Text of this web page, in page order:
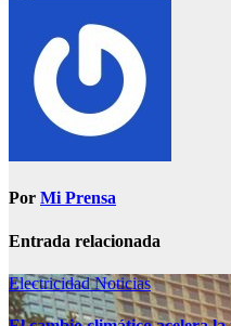
Por Mi Prensa
Entrada relacionada
ElectricidadNoticias